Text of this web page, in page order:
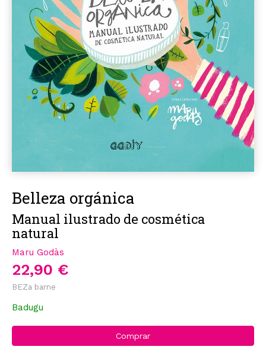
Belleza orgánica
Manual ilustrado de cosmética
natural
Maru Godàs
22,90 €
BEZa barne
Badugu
Comprar